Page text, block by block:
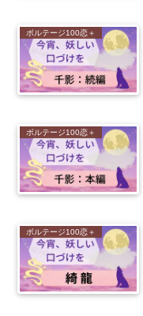
ボルテージ100恋＋
ボルテージ100恋＋
ボルテージ100恋＋